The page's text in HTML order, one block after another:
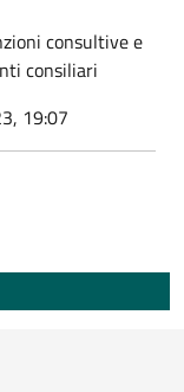
consultive e
consiliari
19:07